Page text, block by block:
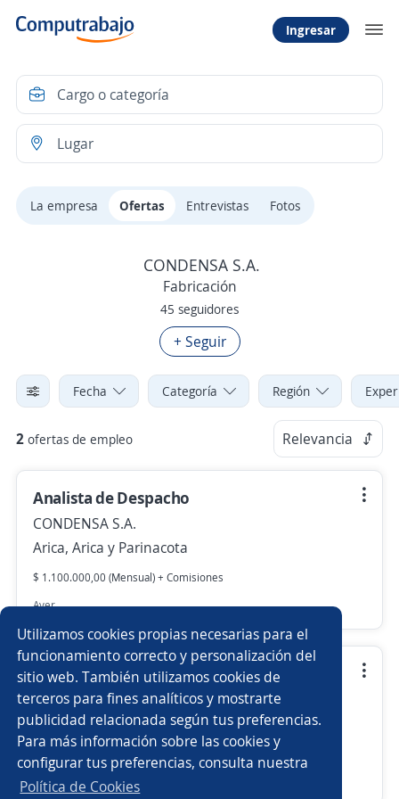
Utilizamos cookies propias necesarias para el
funcionamiento correcto y personalización del
sitio web. También utilizamos cookies de
terceros para fines analíticos y mostrarte
publicidad relacionada según tus preferencias.
Para más información sobre las cookies y
configurar tus preferencias, consulta nuestra
Política de Cookies
Ingresar
La empresa Ofertas Entrevistas Fotos
CONDENSA S.A.
Fabricación
45 seguidores
+ Seguir
Fecha Categoría Región
2 ofertas de empleo Relevancia
Analista de Despacho
CONDENSA S.A.
Arica, Arica y Parinacota
$ 1.100.000,00 (Mensual) + Comisiones
Ayer
Operador de producción Condensa
CONDENSA S.A.
Arica, Arica y Parinacota
Hace 7 días